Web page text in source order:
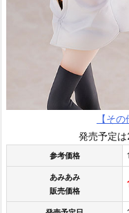
【そ
発売予定は
参考価格
あみあみ
販売価格